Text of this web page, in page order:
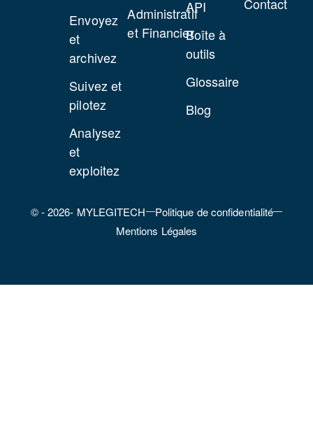
d’essai
de
Envoyez
et
archivez
Suivez et
pilotez
Analysez
et
exploitez
Administratif
et Financier
API
Boîte à
outils
Glossaire
Blog
Contact
© - 2026- MYLEGITECH
Politique de confidentialité
Mentions Légales